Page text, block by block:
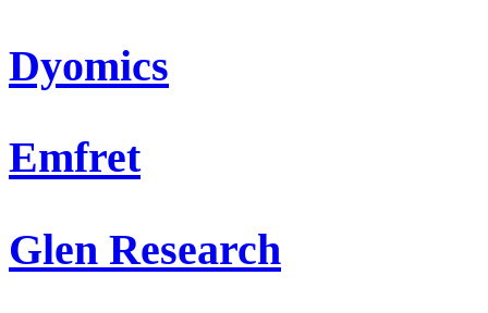
Dyomics
Emfret
Glen Research